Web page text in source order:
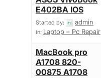
E402BA IOS
Started by: admin
in: Laptop – Pc Repair
MacBook pro
A1708 820-
00875 A1708